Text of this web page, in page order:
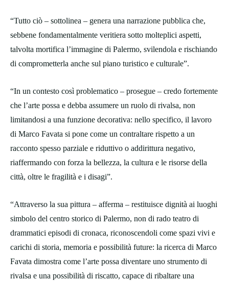
“Tutto ciò – sottolinea – genera una narrazione pubblica che,
sebbene fondamentalmente veritiera sotto molteplici aspetti,
talvolta mortifica l’immagine di Palermo, svilendola e rischiando
di comprometterla anche sul piano turistico e culturale”.
“In un contesto così problematico – prosegue – credo fortemente
che l’arte possa e debba assumere un ruolo di rivalsa, non
limitandosi a una funzione decorativa: nello specifico, il lavoro
di Marco Favata si pone come un contraltare rispetto a un
racconto spesso parziale e riduttivo o addirittura negativo,
riaffermando con forza la bellezza, la cultura e le risorse della
città, oltre le fragilità e i disagi”.
“Attraverso la sua pittura – afferma – restituisce dignità ai luoghi
simbolo del centro storico di Palermo, non di rado teatro di
drammatici episodi di cronaca, riconoscendoli come spazi vivi e
carichi di storia, memoria e possibilità future: la ricerca di Marco
Favata dimostra come l’arte possa diventare uno strumento di
rivalsa e una possibilità di riscatto, capace di ribaltare una